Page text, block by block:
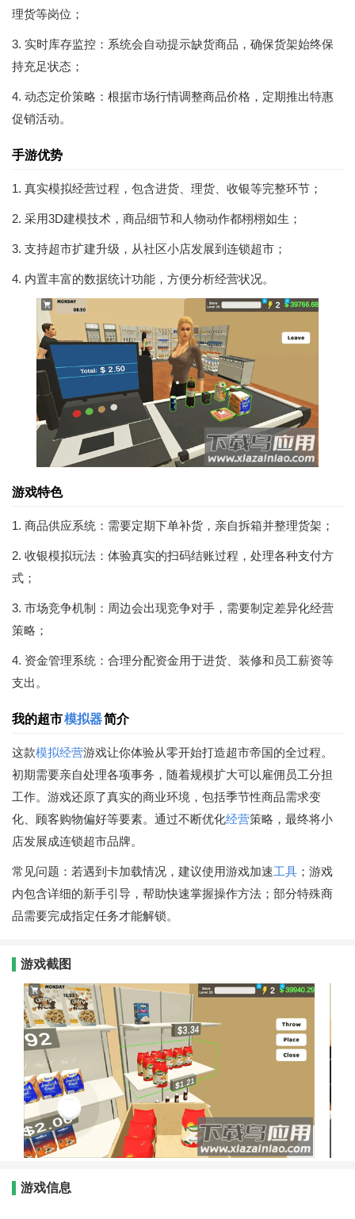
理货等岗位；
3. 实时库存监控：系统会自动提示缺货商品，确保货架始终保
持充足状态；
4. 动态定价策略：根据市场行情调整商品价格，定期推出特惠
促销活动。
手游优势
1. 真实模拟经营过程，包含进货、理货、收银等完整环节；
2. 采用3D建模技术，商品细节和人物动作都栩栩如生；
3. 支持超市扩建升级，从社区小店发展到连锁超市；
4. 内置丰富的数据统计功能，方便分析经营状况。
游戏特色
1. 商品供应系统：需要定期下单补货，亲自拆箱并整理货架；
2. 收银模拟玩法：体验真实的扫码结账过程，处理各种支付方
式；
3. 市场竞争机制：周边会出现竞争对手，需要制定差异化经营
策略；
4. 资金管理系统：合理分配资金用于进货、装修和员工薪资等
支出。
我的超市模拟器简介
这款模拟经营游戏让你体验从零开始打造超市帝国的全过程。
初期需要亲自处理各项事务，随着规模扩大可以雇佣员工分担
工作。游戏还原了真实的商业环境，包括季节性商品需求变
化、顾客购物偏好等要素。通过不断优化经营策略，最终将小
店发展成连锁超市品牌。
常见问题：若遇到卡加载情况，建议使用游戏加速工具 ；游戏
内包含详细的新手引导，帮助快速掌握操作方法；部分特殊商
品需要完成指定任务才能解锁。
游戏截图
游戏信息